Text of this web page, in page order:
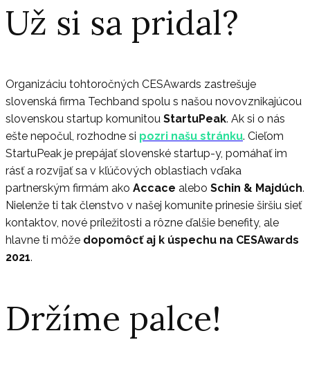
Už si sa pridal?
Organizáciu tohtoročných CESAwards zastrešuje
slovenská firma Techband spolu s našou novovznikajúcou
slovenskou startup komunitou StartuPeak. Ak si o nás
ešte nepočul, rozhodne si pozri našu stránku. Cieľom
StartuPeak je prepájať slovenské startup-y, pomáhať im
rásť a rozvíjať sa v kľúčových oblastiach vďaka
partnerským firmám ako Accace alebo Schin & Majdúch.
Nielenže ti tak členstvo v našej komunite prinesie širšiu sieť
kontaktov, nové príležitosti a rôzne ďalšie benefity, ale
hlavne ti môže dopomôcť aj k úspechu na CESAwards
2021.
Držíme palce!